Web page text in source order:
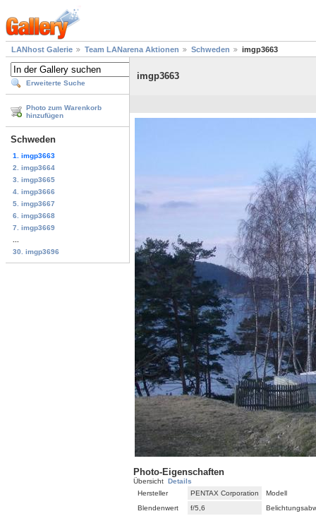
LANhost Galerie Team LANarena Aktionen Schweden imgp3663
Erweiterte Suche
Photo zum Warenkorb
hinzufügen
Schweden
1. imgp3663
2. imgp3664
3. imgp3665
4. imgp3666
5. imgp3667
6. imgp3668
7. imgp3669
30. imgp3696
imgp3663
Photo-Eigenschaften
Übersicht Details
Hersteller
PENTAX Corporation
Modell
Blendenwert
f/5,6